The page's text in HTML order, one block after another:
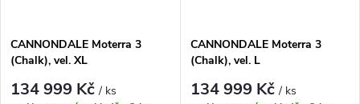
p
s
p
CANNONDALE Moterra 3
(Chalk), vel. XL
134 999 Kč/ ks
CANNONDALE Moterra 3
(Chalk), vel. L
134 999 Kč/ ks